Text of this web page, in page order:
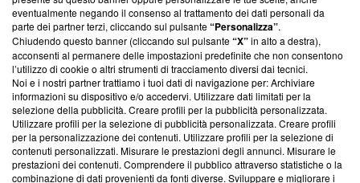
Su di noi
Team editoriale
Corporate
Redazione
Informativa Privacy
Cookie Policy
eventualmente negando il consenso al trattamento dei dati personali da
parte dei partner terzi, cliccando sul pulsante“Personalizza”.
Chiudendo questo banner (cliccando sul pulsante“X”in alto a destra),
acconsenti al permanere delle impostazioni predefinite che non consentono
l’utilizzo di cookie o altri strumenti di tracciamento diversi dai tecnici.
Noi e i nostri partner trattiamo i tuoi dati di navigazione per: Archiviare
informazioni su dispositivo e/o accedervi. Utilizzare dati limitati per la
selezione della pubblicità. Creare profili per la pubblicità personalizzata.
Utilizzare profili per la selezione di pubblicità personalizzata. Creare profili
per la personalizzazione dei contenuti. Utilizzare profili per la selezione di
contenuti personalizzati. Misurare le prestazioni degli annunci. Misurare le
prestazioni dei contenuti. Comprendere il pubblico attraverso statistiche o la
combinazione di dati provenienti da fonti diverse. Sviluppare e migliorare i